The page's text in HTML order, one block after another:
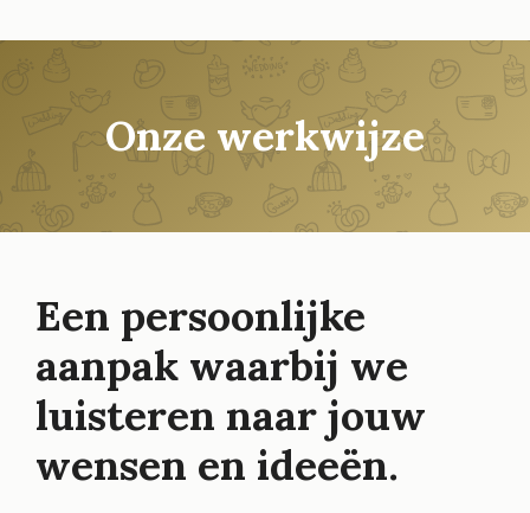
Onze werkwijze
Een persoonlijke
aanpak waarbij we
luisteren naar jouw
wensen en ideeën.